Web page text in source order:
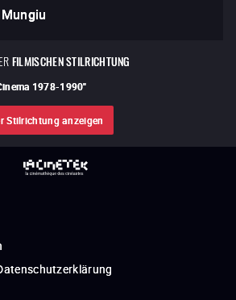
Mungiu
FILMISCHEN STILRICHTUNG
1978-1990"
Stilrichtung anzeigen